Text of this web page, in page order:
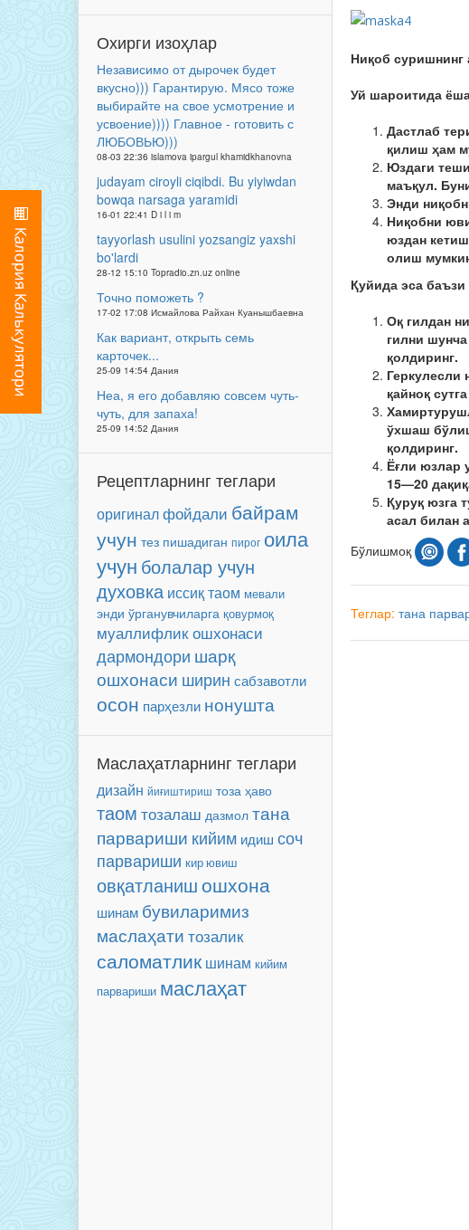
Охирги изоҳлар
Независимо от дырочек будет
вкусно))) Гарантирую. Мясо тоже
выбирайте на свое усмотрение и
усвоение)))) Главное - готовить с
ЛЮБОВЬЮ)))
08-03 22:36 islamova ipargul khamidkhanovna
judayam ciroyli ciqibdi. Bu yiyiwdan
bowqa narsaga yaramidi
16-01 22:41 D i l i m
tayyorlash usulini yozsangiz yaxshi
bo'lardi
28-12 15:10 Topradio.zn.uz online
Точно поможеть ?
17-02 17:08 Исмайлова Райхан Куанышбаевна
Как вариант, открыть семь
карточек...
25-09 14:54 Дания
Неа, я его добавляю совсем чуть-
чуть, для запаха!
25-09 14:52 Дания
Рецептларнинг теглари
оригиналфойдали байрам
учун тез пишадиган пирог оила
учун болалар учун
духовка иссиқ таом мевали
энди ўрганувчиларга қовурмоқ
муаллифлик ошхонаси
дармондори шарқ
ошхонаси ширин сабзавотли
осон парҳезли нонушта
Маслаҳатларнинг теглари
дизайн йиғиштириш тоза ҳаво
таом тозалаш дазмол тана
парвариши кийим идиш соч
парвариши кир ювиш
овқатланиш ошхона
шинам бувиларимиз
маслаҳати тозалик
саломатлик шинам кийим
парвариши маслаҳат
Ниқоб суришнинг
Уй шароитида
Дастлаб
қилиш ҳам
Юздаги
маъқул.
Энди
Ниқобни
юздан
олиш
Қуйида эса
Оқ гилдан
гилни
қолдиринг.
Геркулесли
қайноқ
ўхшаш
қолдиринг.
Ёғли юзлар
15—20
Қуруқ юзга
асал билан
Бўлишмоқ
Теглар: тана